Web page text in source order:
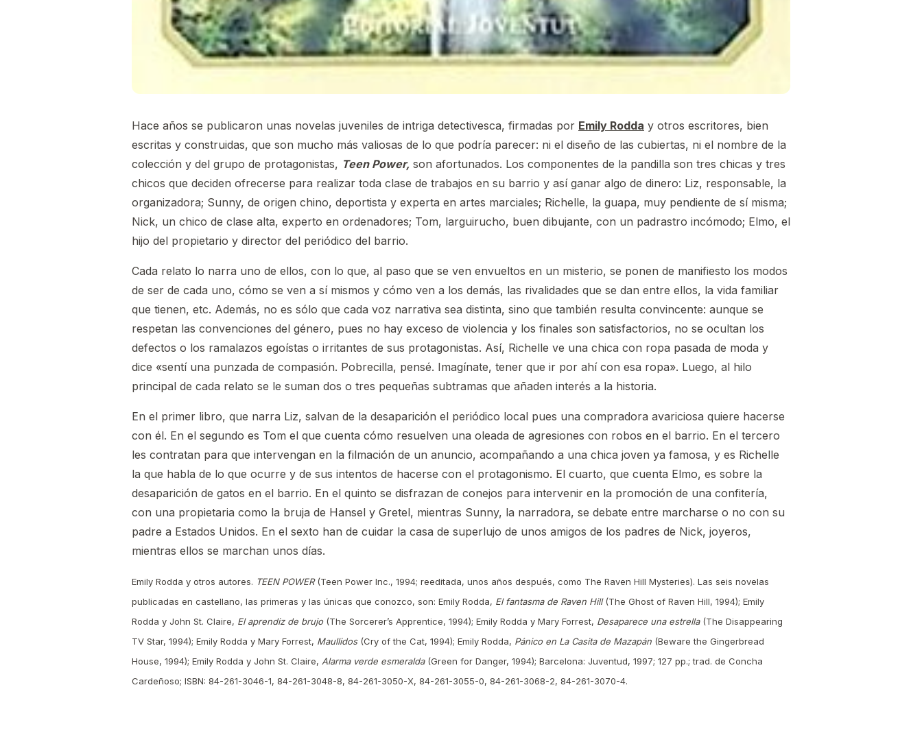
Hace años se publicaron unas novelas juveniles de intriga detectivesca, firmadas por Emily Rodda y otros escritores, bien
escritas y construidas, que son mucho más valiosas de lo que podría parecer: ni el diseño de las cubiertas, ni el nombre de la
colección y del grupo de protagonistas, Teen Power, son afortunados. Los componentes de la pandilla son tres chicas y tres
chicos que deciden ofrecerse para realizar toda clase de trabajos en su barrio y así ganar algo de dinero: Liz, responsable, la
organizadora; Sunny, de origen chino, deportista y experta en artes marciales; Richelle, la guapa, muy pendiente de sí misma;
Nick, un chico de clase alta, experto en ordenadores; Tom, larguirucho, buen dibujante, con un padrastro incómodo; Elmo, el
hijo del propietario y director del periódico del barrio.
Cada relato lo narra uno de ellos, con lo que, al paso que se ven envueltos en un misterio, se ponen de manifiesto los modos
de ser de cada uno, cómo se ven a sí mismos y cómo ven a los demás, las rivalidades que se dan entre ellos, la vida familiar
que tienen, etc. Además, no es sólo que cada voz narrativa sea distinta, sino que también resulta convincente: aunque se
respetan las convenciones del género, pues no hay exceso de violencia y los finales son satisfactorios, no se ocultan los
defectos o los ramalazos egoístas o irritantes de sus protagonistas. Así, Richelle ve una chica con ropa pasada de moda y
dice «sentí una punzada de compasión. Pobrecilla, pensé. Imagínate, tener que ir por ahí con esa ropa». Luego, al hilo
principal de cada relato se le suman dos o tres pequeñas subtramas que añaden interés a la historia.
En el primer libro, que narra Liz, salvan de la desaparición el periódico local pues una compradora avariciosa quiere hacerse
con él. En el segundo es Tom el que cuenta cómo resuelven una oleada de agresiones con robos en el barrio. En el tercero
les contratan para que intervengan en la filmación de un anuncio, acompañando a una chica joven ya famosa, y es Richelle
la que habla de lo que ocurre y de sus intentos de hacerse con el protagonismo. El cuarto, que cuenta Elmo, es sobre la
desaparición de gatos en el barrio. En el quinto se disfrazan de conejos para intervenir en la promoción de una confitería,
con una propietaria como la bruja de Hansel y Gretel, mientras Sunny, la narradora, se debate entre marcharse o no con su
padre a Estados Unidos. En el sexto han de cuidar la casa de superlujo de unos amigos de los padres de Nick, joyeros,
mientras ellos se marchan unos días.
Emily Rodda y otros autores. TEEN POWER(Teen Power Inc., 1994; reeditada, unos años después, como The Raven Hill Mysteries). Las seis novelas
publicadas en castellano, las primeras y las únicas que conozco, son: Emily Rodda, El fantasma de Raven Hill(The Ghost of Raven Hill, 1994); Emily
Rodda y John St. Claire, El aprendiz de brujo(The Sorcerer’s Apprentice, 1994); Emily Rodda y Mary Forrest, Desaparece una estrella(The Disappearing
TV Star, 1994); Emily Rodda y Mary Forrest, Maullidos(Cry of the Cat, 1994); Emily Rodda, Pánico en La Casita de Mazapán (Beware the Gingerbread
House, 1994); Emily Rodda y John St. Claire, Alarma verde esmeralda(Green for Danger, 1994); Barcelona: Juventud, 1997; 127 pp.; trad. de Concha
Cardeñoso; ISBN: 84-261-3046-1, 84-261-3048-8, 84-261-3050-X, 84-261-3055-0, 84-261-3068-2, 84-261-3070-4.